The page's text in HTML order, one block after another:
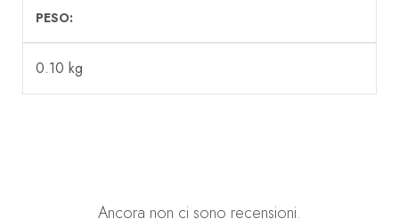
PESO
0.10 kg
Ancora non ci sono recensioni.